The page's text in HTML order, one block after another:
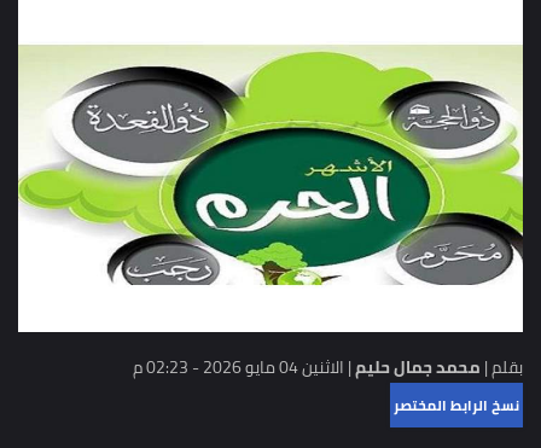
بقلم |محمد جمال حليم|الاثنين 04 مايو 2026 - 02:23 م
نسخ الرابط المختصر